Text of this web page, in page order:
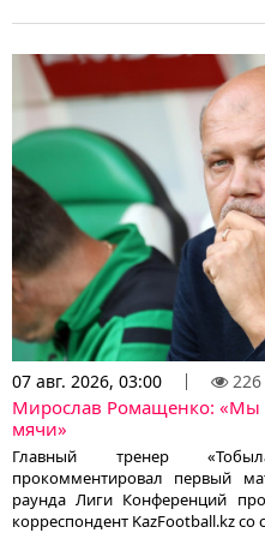
07 авг. 2026, 03:00 226
Мирослав Ромащенко: «Мы
мячи»
Главный тренер
прокомментировал первый
раунда Лиги Конференций
корреспондент KazFootball.kz